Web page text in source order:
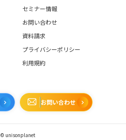
セミナー情報
お問い合わせ
資料請求
プライバシーポリシー
利用規約
お問い合わせ
© unisonplanet